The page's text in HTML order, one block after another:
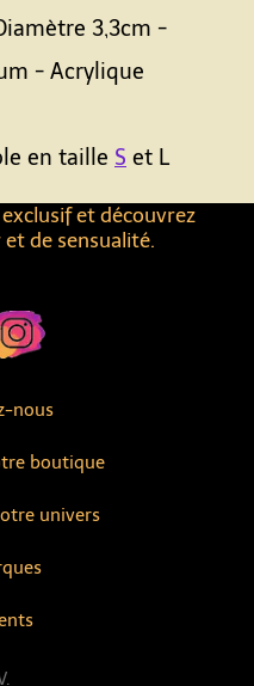
nous
boutique
et découvrez
de sensualité.
univers
3,3cm -
- Acrylique
en taille S et L